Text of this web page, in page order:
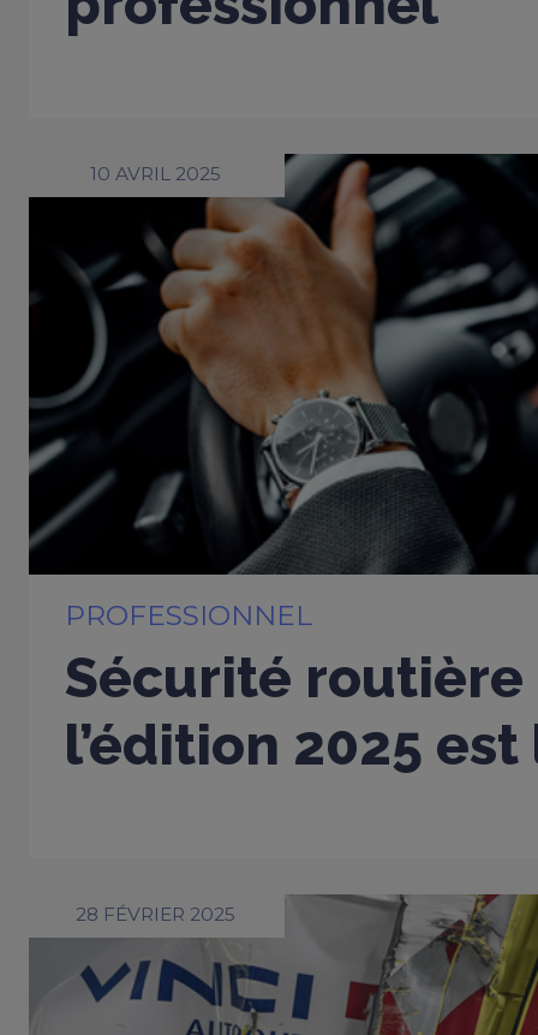
10 AVRIL 2025
PROFESSIONNEL
Sécurité routière
l’édition 2025
28 FÉVRIER 2025